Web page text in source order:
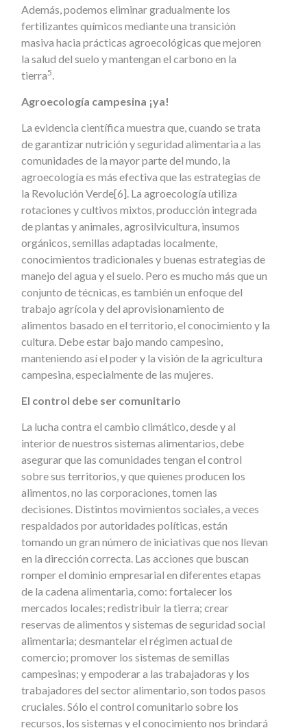
Además, podemos eliminar gradualmente los
fertilizantes químicos mediante una transición
masiva hacia prácticas agroecológicas que mejoren
la salud del suelo y mantengan el carbono en la
tierra5
Agroecología campesina ¡ya!
La evidencia científica muestra que, cuando se trata
de garantizar nutrición y seguridad alimentaria a las
comunidades de la mayor parte del mundo, la
agroecología es más efectiva que las estrategias de
la Revolución Verde[6]. La agroecología utiliza
rotaciones y cultivos mixtos, producción integrada
de plantas y animales, agrosilvicultura, insumos
orgánicos, semillas adaptadas localmente,
conocimientos tradicionales y buenas estrategias de
manejo del agua y el suelo. Pero es mucho más que un
conjunto de técnicas, es también un enfoque del
trabajo agrícola y del aprovisionamiento de
alimentos basado en el territorio, el conocimiento y la
cultura. Debe estar bajo mando campesino,
manteniendo así el poder y la visión de la agricultura
campesina, especialmente de las mujeres.
El control debe ser comunitario
La lucha contra el cambio climático, desde y al
interior de nuestros sistemas alimentarios, debe
asegurar que las comunidades tengan el control
sobre sus territorios, y que quienes producen los
alimentos, no las corporaciones, tomen las
decisiones. Distintos movimientos sociales, a veces
respaldados por autoridades políticas, están
tomando un gran número de iniciativas que nos llevan
en la dirección correcta. Las acciones que buscan
romper el dominio empresarial en diferentes etapas
de la cadena alimentaria, como: fortalecer los
mercados locales; redistribuir la tierra; crear
reservas de alimentos y sistemas de seguridad social
alimentaria; desmantelar el régimen actual de
comercio; promover los sistemas de semillas
campesinas; y empoderar a las trabajadoras y los
trabajadores del sector alimentario, son todos pasos
cruciales. Sólo el control comunitario sobre los
recursos, los sistemas y el conocimiento nos brindará